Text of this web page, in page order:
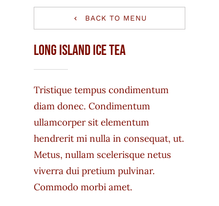
BACK TO MENU
Long Island Ice Tea
Tristique tempus condimentum
diam donec. Condimentum
ullamcorper sit elementum
hendrerit mi nulla in consequat, ut.
Metus, nullam scelerisque netus
viverra dui pretium pulvinar.
Commodo morbi amet.